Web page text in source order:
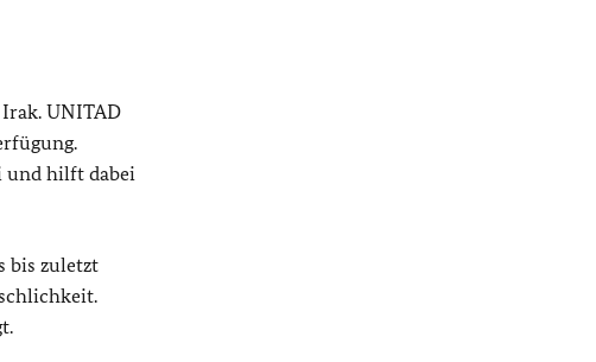
UNITAD
und hilft dabei
bis zuletzt